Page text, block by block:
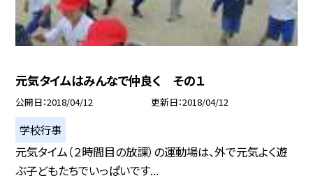
元気タイムはみんなで仲良く その１
公開日 2018/04/12 更新日 2018/04/12
学校行事
元気タイム（２時間目の放課）の運動場は、外で元気よく遊
ぶ子どもたちでいっぱいです...